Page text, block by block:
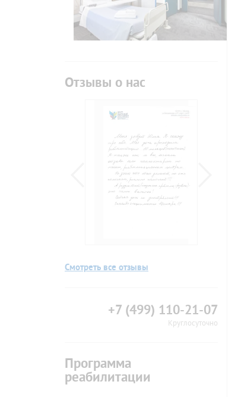
Отзывы о нас
Смотреть все отзывы
+7 (499) 110-21-07
Круглосуточно
Программа
реабилитации